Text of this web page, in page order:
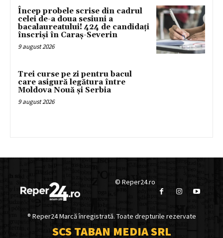
Încep probele scrise din cadrul
celei de-a doua sesiuni a
bacalaureatului! 424 de candidați
înscriși în Caraș-Severin
9 august 2026
Trei curse pe zi pentru bacul
care asigură legătura între
Moldova Nouă și Serbia
9 august 2026
© Reper24.ro
® Reper24 Marcă înregistrată. Toate drepturile rezervate
SCS TABAN MEDIA SRL